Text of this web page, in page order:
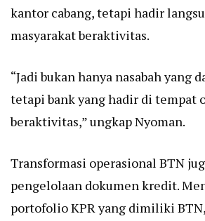
kantor cabang, tetapi hadir
masyarakat beraktivitas.
“Jadi bukan hanya nasabah yang
tetapi bank yang hadir di tempat
beraktivitas,” ungkap Nyoman.
Transformasi operasional BTN
pengelolaan dokumen kredit.
portofolio KPR yang dimiliki